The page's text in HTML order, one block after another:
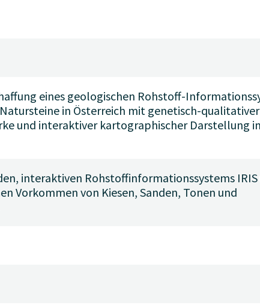
eines geologischen Rohstoff-
in Österreich mit genetisch-qualitativer
und interaktiver kartographischer Darstellung
interaktiven Rohstoffinformationssystems IRIS
Vorkommen von Kiesen, Sanden, Tonen und